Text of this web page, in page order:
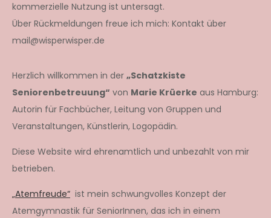
kommerzielle Nutzung ist untersagt.
Über Rückmeldungen freue ich mich: Kontakt über
mail@wisperwisper.de
Herzlich willkommen in der „Schatzkiste
Seniorenbetreuung“ von Marie Krüerke aus Hamburg:
Autorin für Fachbücher, Leitung von Gruppen und
Veranstaltungen, Künstlerin, Logopädin.
Diese Website wird ehrenamtlich und unbezahlt von mir
betrieben.
„Atemfreude“ ist mein schwungvolles Konzept der
Atemgymnastik für SeniorInnen, das ich in einem